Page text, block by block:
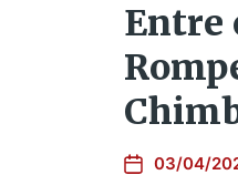
Entre
03/04/